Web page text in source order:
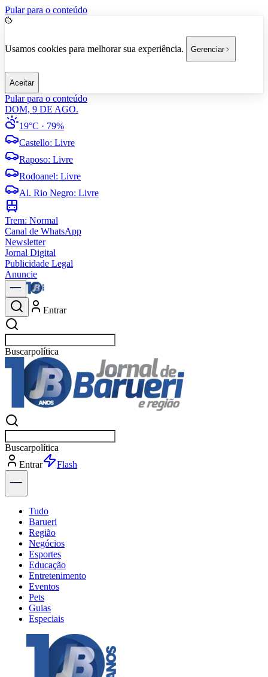
Pular para o conteúdo
Usamos cookies para melhorar sua experiência. Gerenciar
Aceitar
Pular para o conteúdo
DOM, 9 DE AGO.
19°C · 79%
Castello: Livre
Raposo: Livre
Rodoanel: Livre
Al. Rio Negro: Livre
Trem: Normal
Canal de WhatsApp
Newsletter
Jornal Digital
Publicidade Legal
Anuncie
Entrar
Buscarnotícias
Buscarnotícias
Entrar
Explorar
Tudo
Barueri
Região
Negócios
Esportes
Educação
Entretenimento
Eventos
Pets
Guias
Especiais
Explore Tudo
Últimas Notícias
Previsão do Tempo
Trânsito e Rotas